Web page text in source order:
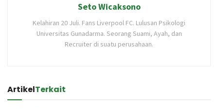
Seto Wicaksono
Kelahiran 20 Juli. Fans Liverpool FC. Lulusan Psikologi
Universitas Gunadarma. Seorang Suami, Ayah, dan
Recruiter di suatu perusahaan.
ArtikelTerkait